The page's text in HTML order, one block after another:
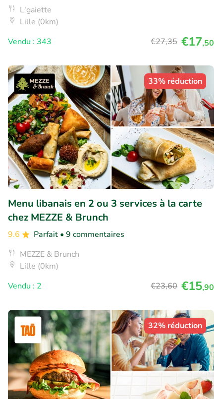
L'gaiette
Lille (0km)
Vendu : 343
€27,35 €17,50
33% réduction
Menu libanais en 2 ou 3 services à la carte
chez MEZZE & Brunch
9.6 Parfait • 9 commentaires
MEZZE & Brunch
Lille (0km)
Vendu : 2
€23,60 €15,90
32% réduction